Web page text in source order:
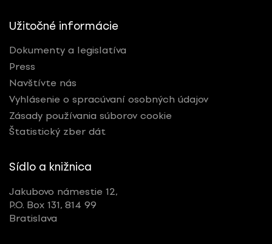
Užitočné informácie
Dokumenty a legislatíva
Press
Navštívte nás
Vyhlásenie o spracúvaní osobných údajov
Zásady používania súborov cookie
Štatistický zber dát
Sídlo a knižnica
Jakubovo námestie 12,
P.O. Box 131, 814 99
Bratislava